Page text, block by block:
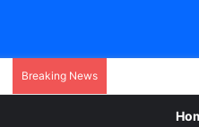
Breaking News